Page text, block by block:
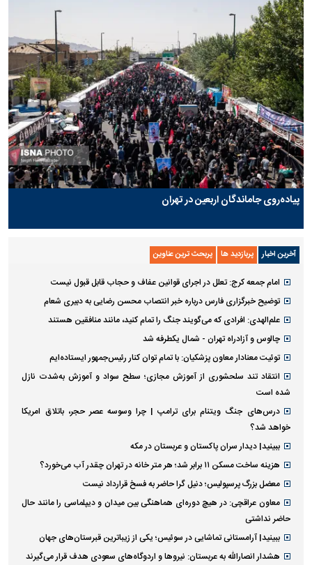
پیاده‌روی جاماندگان اربعین در تهران
آخرین اخبار پربازدید ها پربحث ترین عناوین
امام جمعه کرج: تعلل در اجرای قوانین عفاف و حجاب قابل قبول نیست
توضیح خبرگزاری فارس درباره خبر انتصاب محسن رضایی به دبیری شعام
علم‌الهدی: افرادی که می‌گویند جنگ را تمام کنید، مانند منافقین هستند
چالوس و آزادراه تهران - شمال یکطرفه شد
توئیت معنادار معاون پزشکیان: با تمام توان کنار رئیس‌جمهور ایستاده‌ایم
انتقاد تند سلحشوری از آموزش مجازی؛ سطح سواد و آموزش به‌شدت نازل
شده است
درس‌های جنگ ویتنام برای ترامپ | چرا وسوسه عصر حجر، باتلاق امریکا
خواهد شد؟
ببینید| دیدار سران پاکستان و عربستان در مکه
هزینه ساخت مسکن ۱۱ برابر شد؛ هر متر خانه در تهران چقدر آب می‌خورد؟
معضل بزرگ پرسپولیس؛ دنیل گرا حاضر به فسخ قرارداد نیست
معاون عراقچی: در هیچ دوره‌ای هماهنگی بین میدان و دیپلماسی را مانند حال
حاضر نداشتی
ببینید| آرامستانی تماشایی در سوئیس؛ یکی از زیباترین قبرستان‌های جهان
هشدار انصارالله به عربستان: نیروها و اردوگاه‌های سعودی هدف قرار می‌گیرند